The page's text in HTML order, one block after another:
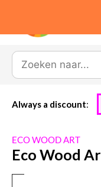
Always a discount:
ECO WOOD ART
Eco Wood